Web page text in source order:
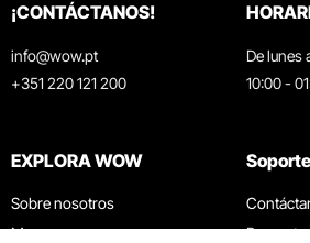
¡CONTÁCTANOS!
info@wow.pt
+351 220 121 200
De lunes
10:00 -
EXPLORA WOW
Sobre nosotros
Museos
Soporte